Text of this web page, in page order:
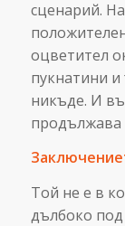
сценарий.
оцветител
пукнатини и
никъде. И
продължава
Той не е в
дълбоко